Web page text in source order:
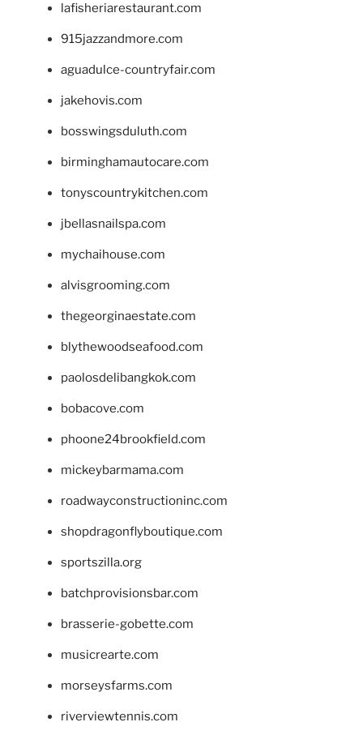
lafisheriarestaurant.com
915jazzandmore.com
aguadulce-countryfair.com
jakehovis.com
bosswingsduluth.com
birminghamautocare.com
tonyscountrykitchen.com
jbellasnailspa.com
mychaihouse.com
alvisgrooming.com
thegeorginaestate.com
blythewoodseafood.com
paolosdelibangkok.com
bobacove.com
phoone24brookfield.com
mickeybarmama.com
roadwayconstructioninc.com
shopdragonflyboutique.com
sportszilla.org
batchprovisionsbar.com
brasserie-gobette.com
musicrearte.com
morseysfarms.com
riverviewtennis.com